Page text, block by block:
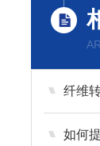
纤维
如何